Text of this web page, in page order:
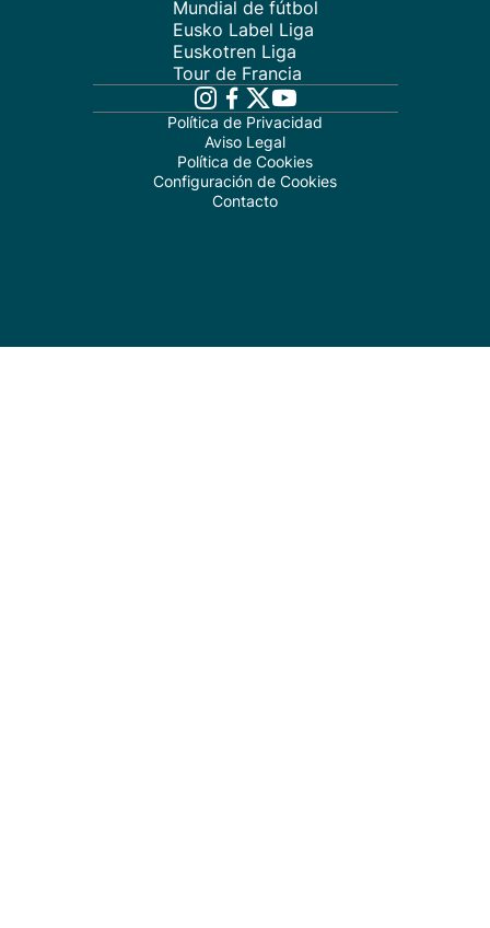
Mundial de fútbol
Eusko Label Liga
Euskotren Liga
Tour de Francia
Política de Privacidad
Aviso Legal
Política de Cookies
Configuración de Cookies
Contacto